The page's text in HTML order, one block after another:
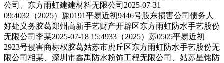
公司、东方雨虹建建材料无限公司2025-07-31
09:4032（2025）豫0191平易近初9446号股东损害公司债务人
好处义务胶葛郑州高新手艺财产开辟区东方雨虹防水手艺股份
无限公司李某2025-07-18 15:4933（2025）苏0505平易近初
2923号侵害商标权胶葛姑苏市虎丘区东方雨虹防水手艺股份无
限公司相某、深圳市鑫禹防水粉饰工程无限公司、姑苏星铭防